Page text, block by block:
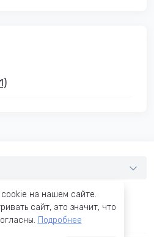
на нашем сайте.
сайт, это значит, что
Подробнее